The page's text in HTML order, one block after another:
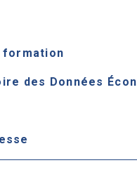
formation
des Données